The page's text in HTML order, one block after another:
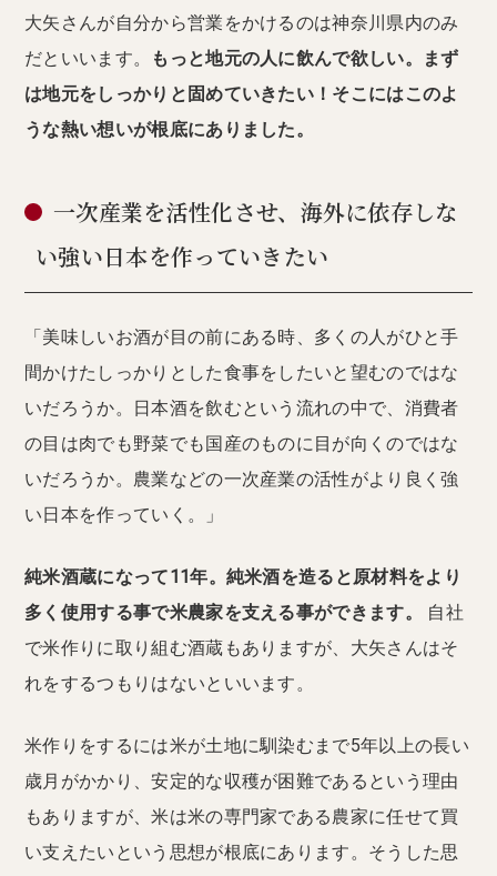
大矢さんが自分から営業をかけるのは神奈川県内のみ
だといいます。
もっと地元の人に飲んで欲しい。まず
は地元をしっかりと固めていきたい！そこにはこのよ
うな熱い想いが根底にありました。
一次産業を活性化させ、海外に依存しな
い強い日本を作っていきたい
「美味しいお酒が目の前にある時、多くの人がひと手
間かけたしっかりとした食事をしたいと望むのではな
いだろうか。日本酒を飲むという流れの中で、消費者
の目は肉でも野菜でも国産のものに目が向くのではな
いだろうか。農業などの一次産業の活性がより良く強
い日本を作っていく。」
純米酒蔵になって11年。純米酒を造ると原材料をより
多く使用する事で米農家を支える事ができます。
自社
で米作りに取り組む酒蔵もありますが、大矢さんはそ
れをするつもりはないといいます。
米作りをするには米が土地に馴染むまで5年以上の長い
歳月がかかり、安定的な収穫が困難であるという理由
もありますが、米は米の専門家である農家に任せて買
い支えたいという思想が根底にあります。そうした思